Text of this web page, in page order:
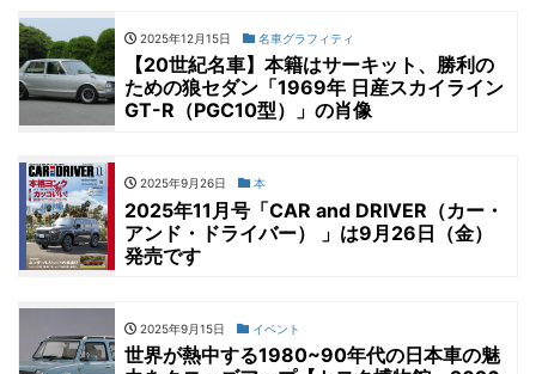
2025年12月15日 名車グラフィティ
【20世紀名車】本籍はサーキット、勝利の
ための狼セダン「1969年 日産スカイライン
GT-R（PGC10型）」の肖像
2025年9月26日 本
2025年11月号「CAR and DRIVER（カー・
アンド・ドライバー） 」は9月26日（金）
発売です
2025年9月15日 イベント
世界が熱中する1980~90年代の日本車の魅